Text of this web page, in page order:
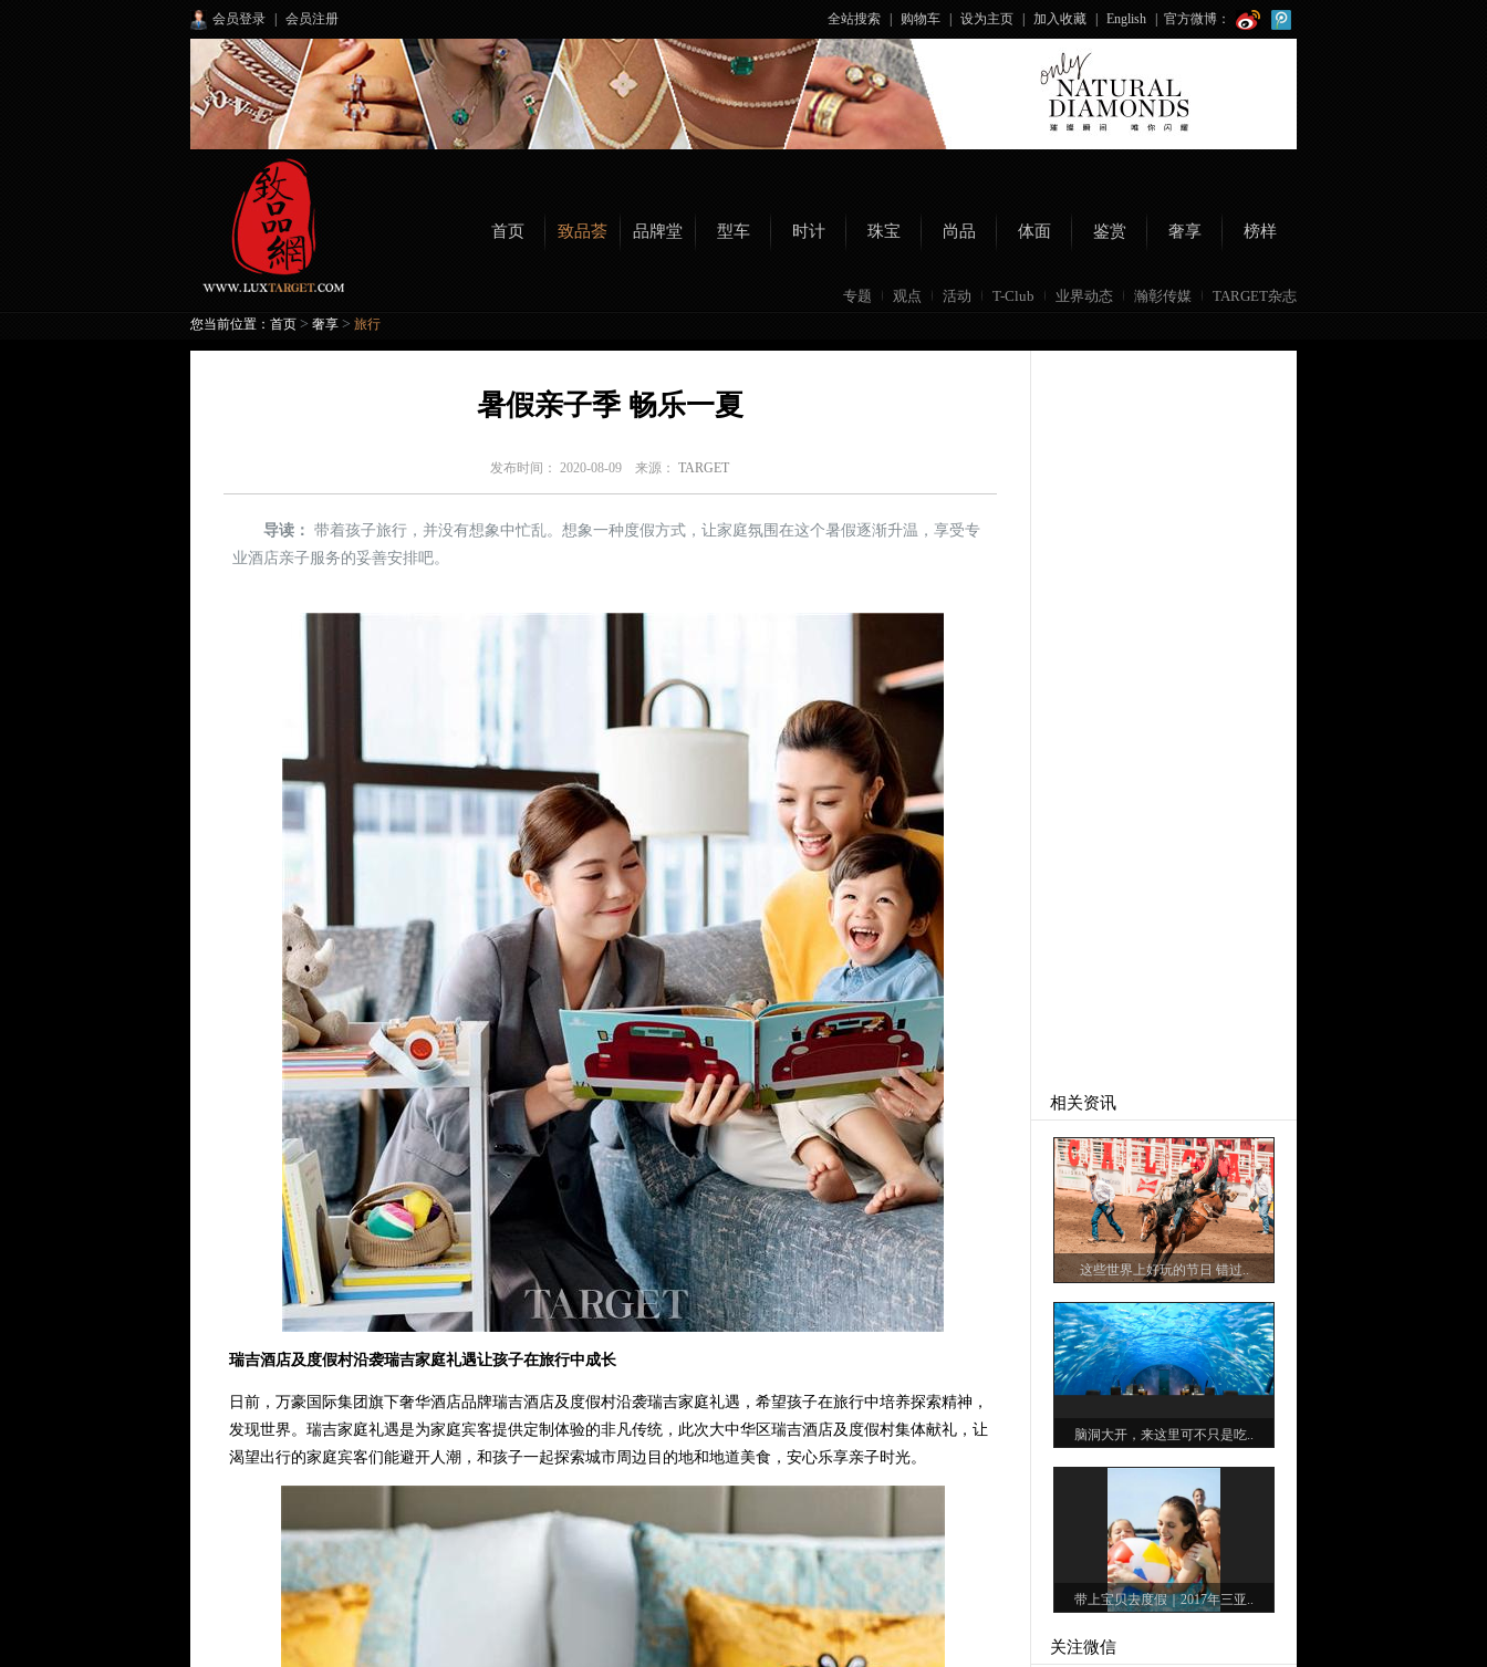
会员登录 会员注册 全站搜索 购物车 设为主页 加入收藏 English 官方微博：
首页 致品荟 品牌堂 型车 时计 珠宝 尚品 体面 鉴赏 奢享 榜样
专题 观点 活动 T-Club 业界动态 瀚彰传媒 TARGET杂志
您当前位置： 首页 > 奢享 > 旅行
暑假亲子季 畅乐一夏
发布时间： 2020-08-09 来源：TARGET
导读： 带着孩子旅行，并没有想象中忙乱。想象一种度假方式，让家庭氛围在这个暑假逐渐升温，享受专
业酒店亲子服务的妥善安排吧。
瑞吉酒店及度假村沿袭瑞吉家庭礼遇让孩子在旅行中成长
日前，万豪国际集团旗下奢华酒店品牌瑞吉酒店及度假村沿袭瑞吉家庭礼遇，希望孩子在旅行中培养探索精神，
发现世界。瑞吉家庭礼遇是为家庭宾客提供定制体验的非凡传统，此次大中华区瑞吉酒店及度假村集体献礼，让
渴望出行的家庭宾客们能避开人潮，和孩子一起探索城市周边目的地和地道美食，安心乐享亲子时光。
相关资讯
这些世界上好玩的节日 错过..
脑洞大开，来这里可不只是吃..
带上宝贝去度假｜2017年三亚..
关注微信